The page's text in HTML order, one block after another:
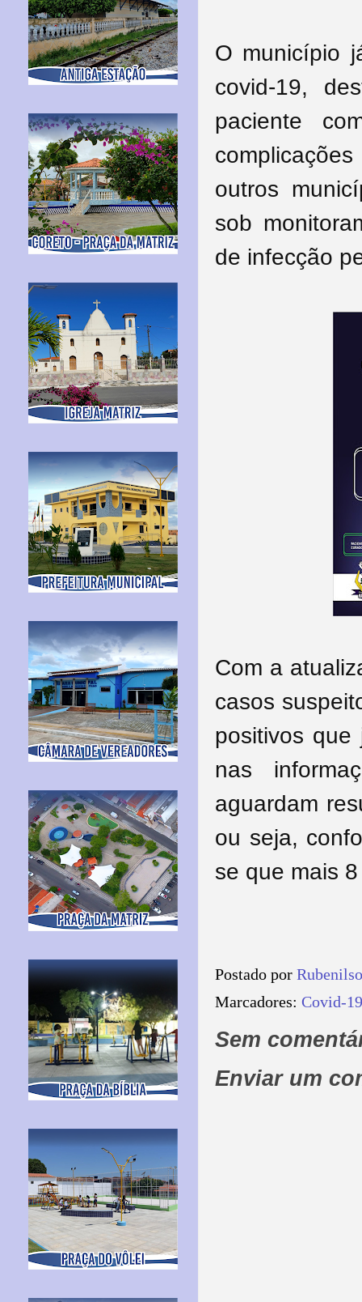
O município
covid-19,
paciente
outros
sob
de infecção
Com a
casos
positivos
nas
aguardam
ou seja,
se que mais
Postado por
Marcadores: Covid-
Sem
Enviar um